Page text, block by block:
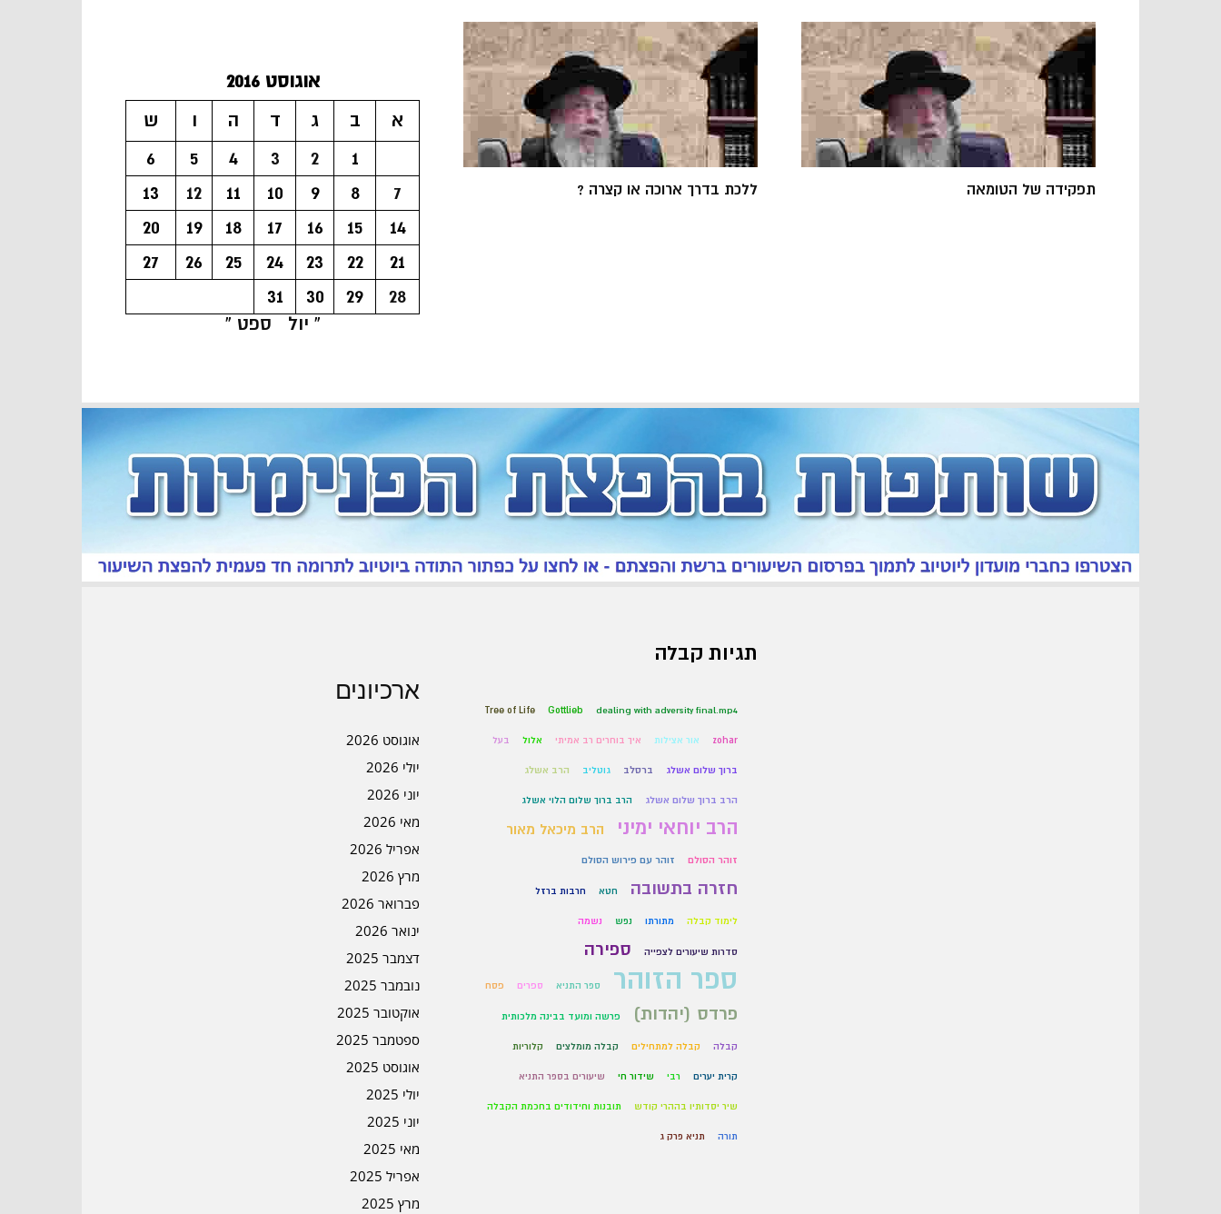
ללכת בדרך ארוכה או קצרה ? תפקידה של הטומאה
אוגוסט 2016
א
ב ג ד ה ו
ש
1
2
3
4
5
6
7
8
9
10
11
12
13
14
15
16
17
18
19
20
21
22
23
24
25
26
27
28
29
30
31
« יול
ספט »
ארכיונים
אוגוסט 2026
יולי 2026
יוני 2026
מאי 2026
אפריל 2026
מרץ 2026
פברואר 2026
ינואר 2026
דצמבר 2025
נובמבר 2025
אוקטובר 2025
ספטמבר 2025
אוגוסט 2025
יולי 2025
יוני 2025
מאי 2025
אפריל 2025
מרץ 2025
תגיות קבלה
dealing with adversity final.mp4
Gottlieb
Tree of Life
zohar אור אצילות איך בוחרים רב אמיתי אלול בעל
ברוך שלום אשלג ברסלב גוטליב הרב אשלג
הרב ברוך שלום אשלג הרב ברוך שלום הלוי אשלג
הרב יוחאי ימיני הרב מיכאל מאור
זוהר הסולם זוהר עם פירוש הסולם
חזרה בתשובה חטא חרבות ברזל
לימוד קבלה מתורתו נפש נשמה
סדרות שיעורים לצפייה ספירה
ספר הזוהר ספר התניא ספרים פסח
פרדס (יהדות) פרשה ומועד בבינה מלכותית
קבלה קבלה למתחילים קבלה מומלצים קלוריות
קרית יערים רבי שידור חי שיעורים בספר התניא
שיר יסדותיו בההרי קודש תובנות וחידודים בחכמת הקבלה
תורה תניא פרק ג